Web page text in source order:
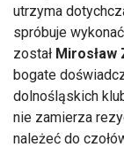
utrzyma
spróbuje
został Mirosław
bogate
dolnośląskich
nie zamierza
należeć do